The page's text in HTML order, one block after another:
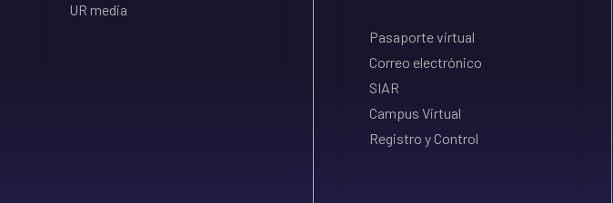
UR media
Pasaporte virtual
Correo electrónico
SIAR
Campus Virtual
Registro y Control